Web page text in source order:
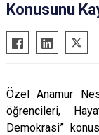
Anamur
Aydıncık
Erdemli
Gülnar
Konusunu
Özel Anamur
öğrencileri,
Demokrasi”